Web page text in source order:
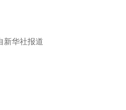
新华社报道